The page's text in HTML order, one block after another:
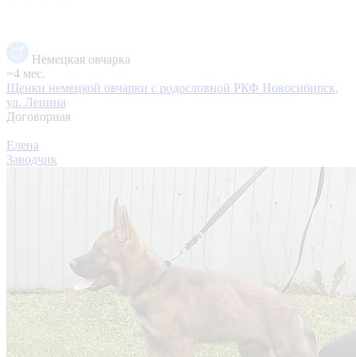
Немецкая овчарка
~4 мес.
Щенки немецкой овчарки с родословной РКФ Новосибирск,
ул. Ленина
Договорная
Елена
Заводчик